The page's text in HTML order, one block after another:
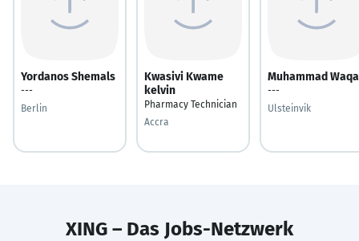
Yordanos Shemals
---
Berlin
Kwasivi Kwame
kelvin
Pharmacy Technician
Accra
Muhammad
---
Ulsteinvik
XING – Das Jobs-Netzwerk